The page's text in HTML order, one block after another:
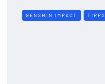
GENSHIN IMPACT TIPPS